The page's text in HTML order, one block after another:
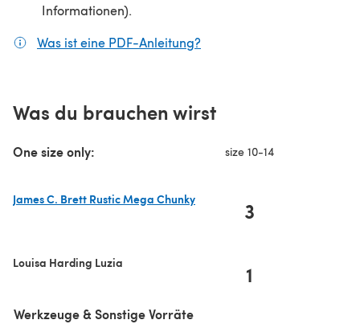
Informationen).
Was ist eine PDF-Anleitung?
Was du brauchen wirst
One size only: size 10-14
James C. Brett Rustic Mega Chunky
3
Louisa Harding Luzia 1
Werkzeuge & Sonstige Vorräte